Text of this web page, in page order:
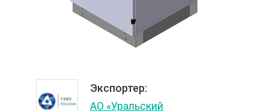
Экспортер:
АО «Уральский